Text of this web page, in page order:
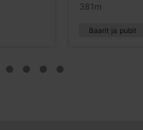
381m
Baarit ja pubit